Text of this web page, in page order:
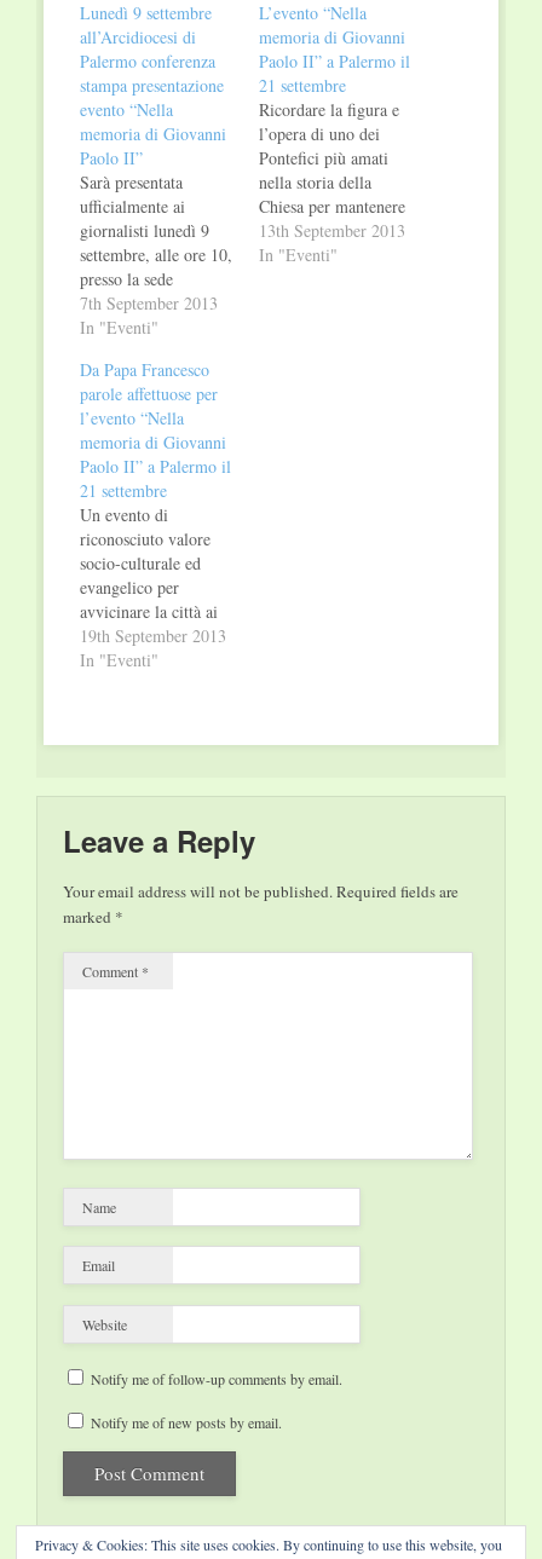
Lunedì 9 settembre
all’Arcidiocesi di
Palermo conferenza
stampa presentazione
evento “Nella
memoria di Giovanni
Paolo II”
Sarà presentata
ufficialmente ai
giornalisti lunedì 9
settembre, alle ore 10,
presso la sede
dell’Arcidiocesi di
Palermo, in via
l’ottava edizione
dell’evento culturale
“Nella Memoria di
Giovanni Paolo II”,
divenuto format tv ad
alto valore socio-
culturale ed
evangelico, trasmesso
in Italia e all’estero e
prodotto dalla “Life…
7th September 2013
In "Eventi"
L’evento “Nella
memoria di Giovanni
Paolo II” a Palermo il
21 settembre
Ricordare la figura e
l’opera di uno dei
Pontefici più amati
nella storia della
Chiesa per mantenere
vivi i suoi
insegnamenti. E’
13th September 2013
In "Eventi"
Da Papa Francesco
parole affettuose per
l’evento “Nella
memoria di Giovanni
Paolo II” a Palermo il
21 settembre
Un evento di
riconosciuto valore
socio-culturale ed
evangelico per
avvicinare la città ai
ragazzi dell’Istituto
penale per minorenni
dell’Arcidiocesi di
Palermo, entra nel
dell’ottava edizione
dell’evento culturale
“Nella Memoria di
Giovanni Paolo…
19th September 2013
In "Eventi"
Leave a Reply
Your email address will not be published.Required fields are
marked *
Comment *
Name
Email
Website
Notify me of follow-up comments by email.
Notify me of new posts by email.
Privacy & Cookies: This site uses cookies. By continuing to use this website, you